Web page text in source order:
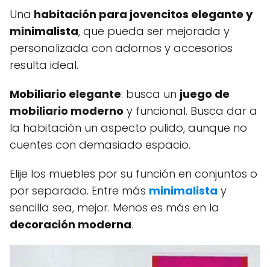
Una habitación para jovencitos elegante y
minimalista, que pueda ser mejorada y
personalizada con adornos y accesorios
resulta ideal.
Mobiliario elegante: busca un juego de
mobiliario moderno y funcional. Busca dar a
la habitación un aspecto pulido, aunque no
cuentes con demasiado espacio.
Elije los muebles por su función en conjuntos o
por separado. Entre más minimalista y
sencilla sea, mejor. Menos es más en la
decoración moderna.